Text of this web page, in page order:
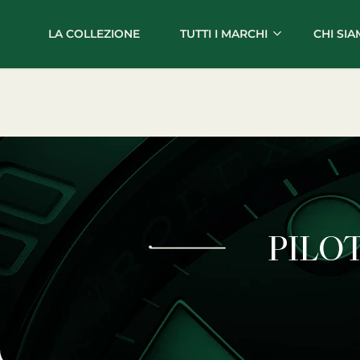
LA COLLEZIONE TUTTI I MARCHI CHI